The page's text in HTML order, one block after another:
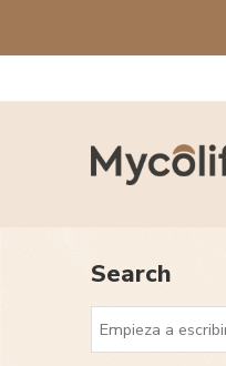
Search